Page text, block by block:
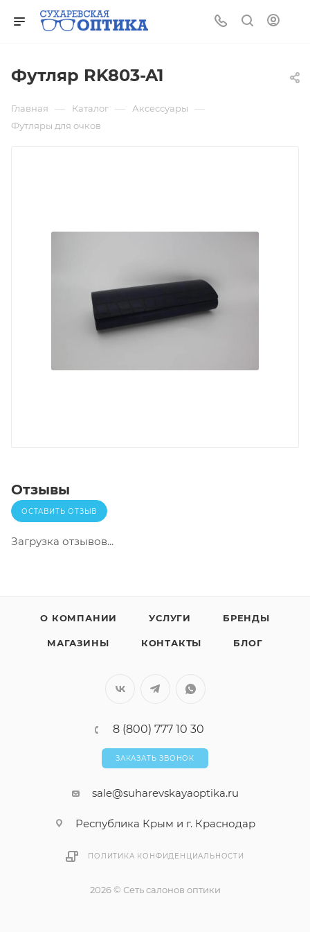
Футляр RK803-A1
Главная — Каталог — Аксессуары —
Футляры для очков
Отзывы
ОСТАВИТЬ ОТЗЫВ
Загрузка отзывов...
О КОМПАНИИ УСЛУГИ БРЕНДЫ
МАГАЗИНЫ КОНТАКТЫ БЛОГ
8 (800) 777 10 30
ЗАКАЗАТЬ ЗВОНОК
sale@suharevskayaoptika.ru
Республика Крым и г. Краснодар
ПОЛИТИКА КОНФИДЕНЦИАЛЬНОСТИ
2026 © Сеть салонов оптики